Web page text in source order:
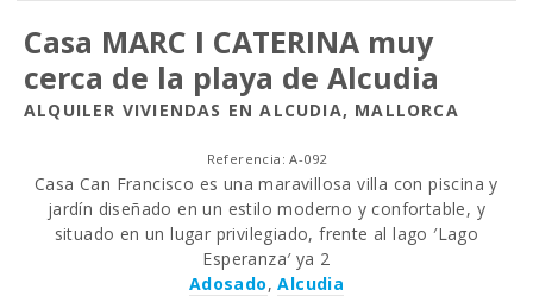
Casa MARC I CATERINA muy
cerca de la playa de Alcudia
ALQUILER VIVIENDAS EN ALCUDIA, MALLORCA
Referencia: A-092
Casa Can Francisco es una maravillosa villa con piscina y
jardín diseñado en un estilo moderno y confortable, y
situado en un lugar privilegiado, frente al lago ′Lago
Esperanza′ ya 2
Adosado,Alcudia